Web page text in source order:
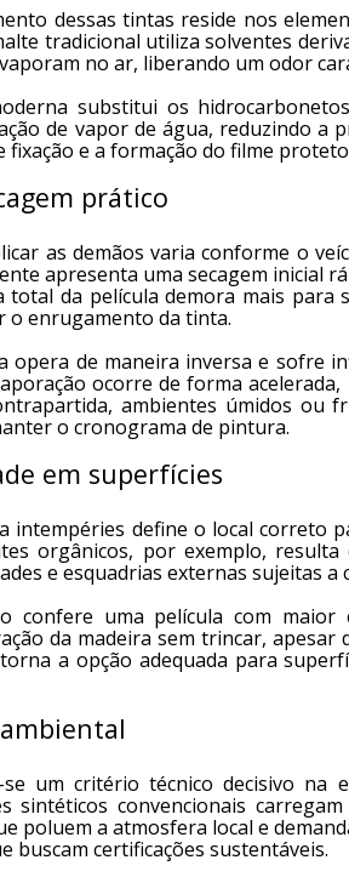
dessas tintas reside nos
tradicional utiliza solventes
no ar, liberando um odor
substitui os
de vapor de água, reduzindo a
fixação e a formação do filme
prático
as demãos varia conforme o
apresenta uma secagem inicial
total da película demora mais
o enrugamento da tinta.
opera de maneira inversa e sofre
ocorre de forma
ambientes úmidos ou
o cronograma de pintura.
em superfícies
intempéries define o local correto
orgânicos, por exemplo,
e esquadrias externas sujeitas a
confere uma película com maior
da madeira sem trincar,
a opção adequada para
um critério técnico decisivo na
sintéticos convencionais
poluem a atmosfera local e
buscam certificações sustentáveis.